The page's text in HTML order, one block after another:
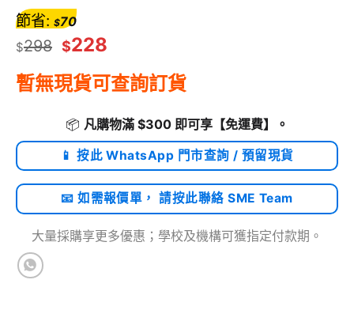
$298 $228
節省: $70
暫無現貨可查詢訂貨
📦 凡購物滿 $300 即可享 【免運費】 。
📱 按此 WhatsApp 門市查詢 / 預留現貨
📧 如需報價單， 請按此聯絡 SME Team
大量採購享更多優惠；學校及機構可獲指定付款期。